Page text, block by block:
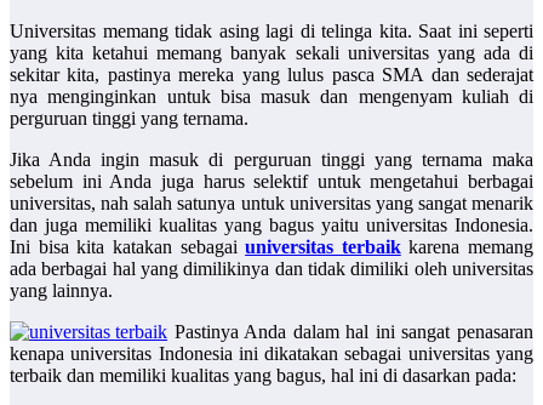
Universitas memang tidak asing lagi di telinga kita. Saat ini seperti
yang kita ketahui memang banyak sekali universitas yang ada di
sekitar kita, pastinya mereka yang lulus pasca SMA dan sederajat
nya menginginkan untuk bisa masuk dan mengenyam kuliah di
perguruan tinggi yang ternama.
Jika Anda ingin masuk di perguruan tinggi yang ternama maka
sebelum ini Anda juga harus selektif untuk mengetahui berbagai
universitas, nah salah satunya untuk universitas yang sangat menarik
dan juga memiliki kualitas yang bagus yaitu universitas Indonesia.
Ini bisa kita katakan sebagaiuniversitas terbaikkarena memang
ada berbagai hal yang dimilikinya dan tidak dimiliki oleh universitas
yang lainnya.
Pastinya Anda dalam hal ini sangat penasaran
kenapa universitas Indonesia ini dikatakan sebagai universitas yang
terbaik dan memiliki kualitas yang bagus, hal ini di dasarkan pada: